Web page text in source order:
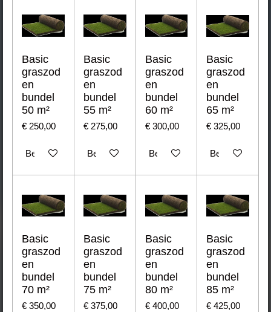
Basic
graszod
en
bundel
50 m²
€ 250,00
Bekijk details
Basic
graszod
en
bundel
55 m²
€ 275,00
Bekijk details
Basic
graszod
en
bundel
60 m²
€ 300,00
Bekijk details
Basic
graszod
en
bundel
65 m²
€ 325,00
Bekijk details
Basic
graszod
en
bundel
70 m²
€ 350,00
Basic
graszod
en
bundel
75 m²
€ 375,00
Basic
graszod
en
bundel
80 m²
€ 400,00
Basic
graszod
en
bundel
85 m²
€ 425,00